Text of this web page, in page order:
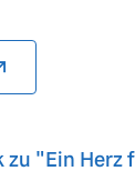
zu "Ein Herz